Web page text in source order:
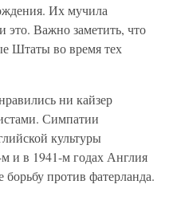
Их мучила
это. Важно заметить, что
Штаты во время тех
ни кайзер
Симпатии
культуры
и в 1941-м годах Англия
против фатерланда.